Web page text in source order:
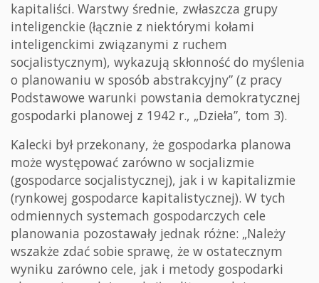
kapitaliści. Warstwy średnie, zwłaszcza grupy
inteligenckie (łącznie z niektórymi kołami
inteligenckimi związanymi z ruchem
socjalistycznym), wykazują skłonność do myślenia
o planowaniu w sposób abstrakcyjny” (z pracy
Podstawowe warunki powstania demokratycznej
gospodarki planowej z 1942 r., „Dzieła”, tom 3).
Kalecki był przekonany, że gospodarka planowa
może występować zarówno w socjalizmie
(gospodarce socjalistycznej), jak i w kapitalizmie
(rynkowej gospodarce kapitalistycznej). W tych
odmiennych systemach gospodarczych cele
planowania pozostawały jednak różne: „Należy
wszakże zdać sobie sprawę, że w ostatecznym
wyniku zarówno cele, jak i metody gospodarki